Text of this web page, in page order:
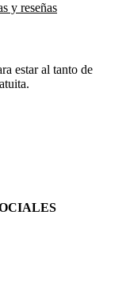
y reseñas
estar al tanto de